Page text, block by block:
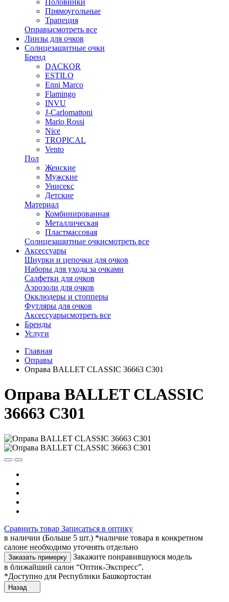
Прямоугольные
Трапеция
Оправысмотреть все
Линзы для очков
Солнцезащитные очки
Бренд
DACKOR
ESTILO
Enni Marco
Flamingo
INVU
J-Carlomattoni
Mario Rossi
Nice
TROPICAL
Vento
Пол
Женские
Мужские
Унисекс
Детские
Материал
Комбинированная
Металлическая
Пластмассовая
Солнцезащитные очкисмотреть все
Аксессуары
Шнурки и цепочки для очков
Наборы для ухода за очками
Салфетки для очков
Аэрозоли для очков
Окклюдеры и стопперы
Футляры для очков
Аксессуарысмотреть все
Бренды
Услуги
Главная
Оправы
Оправа BALLET CLASSIC 36663 C301
Оправа BALLET CLASSIC
36663 C301
Сравнить товар Записаться в оптику
в наличии (Больше 5 шт.) *наличие товара в конкретном
салоне необходимо уточнять отдельно
Заказать примерку
Закажите понравившуюся модель
в ближайший салон “Оптик-Экспресс”.
*Доступно для Республики Башкортостан
Назад